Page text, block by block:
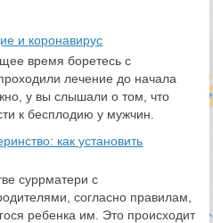
и коронавирус
время боретесь с
лечение до начала
у вы слышали о том, что
к бесплодию у мужчин.
как установить
суррматери с
согласно правилам,
ребенка им. Это происходит